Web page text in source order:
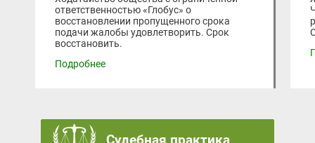
ответственностью «Глобус» о
восстановлении пропущенного срока
подачи жалобы удовлетворить. Срок
восстановить.
Подробнее